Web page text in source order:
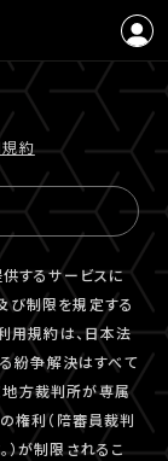
規約
するサービスに
び制限を規定する
用規約は、日本法
る紛争解決はすべて
方裁判所が専属
権利（陪審員裁判
）が制限されるこ